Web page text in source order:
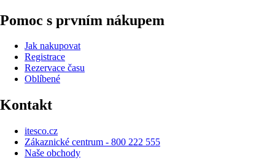
Pomoc s prvním nákupem
Jak nakupovat
Registrace
Rezervace času
Oblíbené
Kontakt
itesco.cz
Zákaznické centrum - 800 222 555
Naše obchody